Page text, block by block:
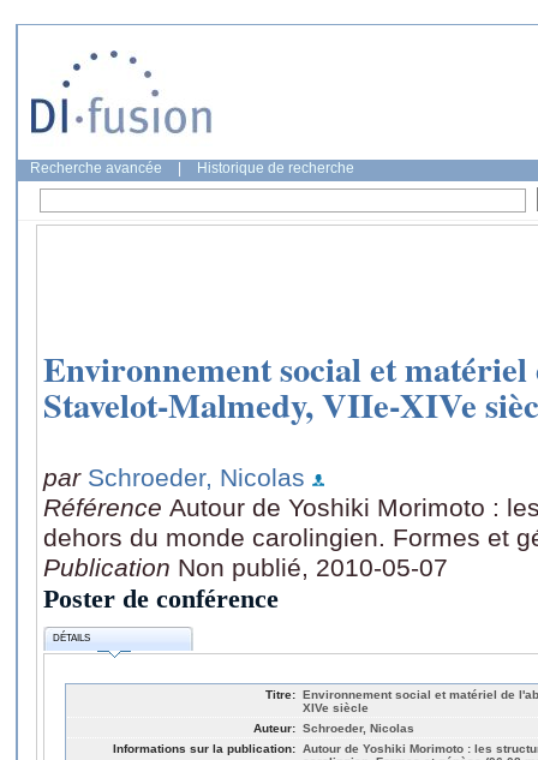
Recherche avancée Historique de recherche
Environnement social et matériel
Stavelot-Malmedy, VIIe-XIVe
par Schroeder, Nicolas
Référence Autour de Yoshiki Morimoto :
dehors du monde carolingien. Formes et
Publication Non publié, 2010-05-07
Poster de conférence
DÉTAILS
Titre: Environnement social et matériel de
XIVe siècle
Auteur: Schroeder, Nicolas
Informations sur la publication: Autour de Yoshiki Morimoto : les